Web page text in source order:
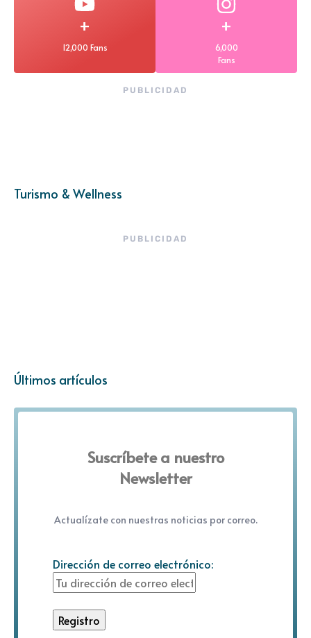
+
12,000 Fans
+
6,000
Fans
PUBLICIDAD
Turismo & Wellness
PUBLICIDAD
Últimos artículos
Suscríbete a nuestro
Newsletter
Actualízate con nuestras noticias por correo.
Dirección de correo electrónico: